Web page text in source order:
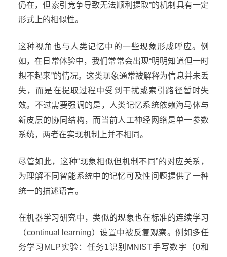
仍在，但索引竞争导致无法顺利提取”的机制具有一定
形式上的相似性。
这种视角也与人类记忆中的一些现象形成呼应。例
如，在日常体验中，我们常常会出现“明明知道但一时
想不起来”的情况。这类现象通常被解释为信息并未丢
失，而是在提取过程中受到干扰或索引路径暂时失
效。不过需要强调的是，人类记忆系统依赖海马体与
新皮层的协同结构，而当前人工神经网络是单一参数
系统，两者在实现机制上并不相同。
尽管如此，这种“现象相似但机制不同”的对应关系，
为理解不同智能系统中的记忆可及性问题提供了一种
统一的描述语言。
在机器学习研究中，类似的现象也在标准的连续学习
（continual learning）设置中被反复观察。例如多任
务学习MLP实验：任务1识别MNIST手写数字（0和